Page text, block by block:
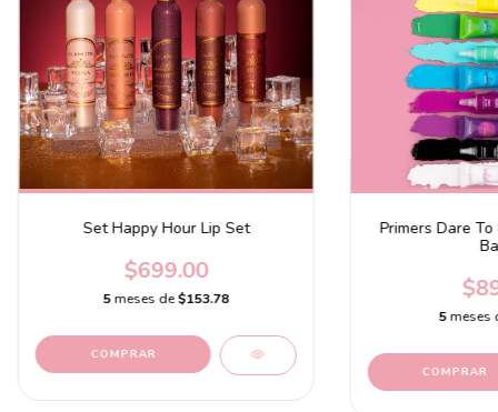
Set Happy Hour Lip Set
$699.00
5meses de$153.78
Primers Dare
5meses
COMPRAR